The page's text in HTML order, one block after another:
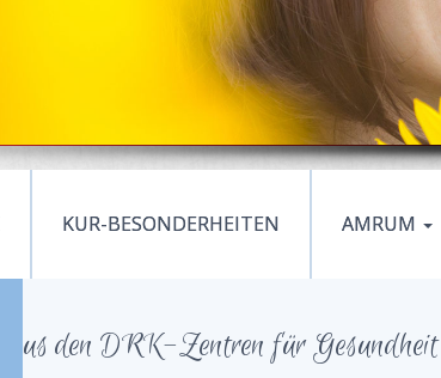
KUR-BESONDERHEITEN AMRUM
aus den DRK-Zentren für